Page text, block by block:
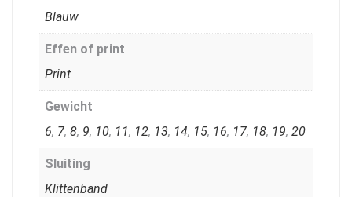
Blauw
Effen of print
Print
Gewicht
6, 7, 8, 9, 10, 11, 12, 13, 14, 15, 16, 17, 18, 19, 20
Sluiting
Klittenband